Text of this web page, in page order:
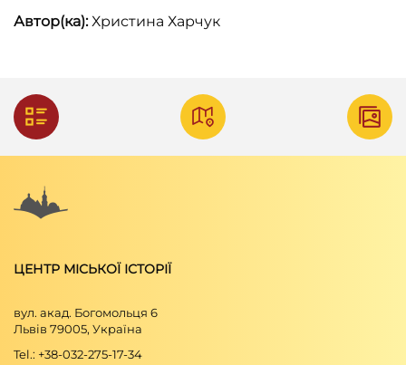
Автор(ка):Христина Харчук
ЦЕНТР МІСЬКОЇ ІСТОРІЇ
вул. акад. Богомольця 6
Львів 79005, Україна
Tel.: +38-032-275-17-34